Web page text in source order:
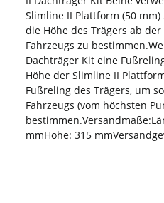
Slimline II Plattform (50
die Höhe des Trägers ab
Fahrzeugs zu
Dachträger Kit eine
Höhe der Slimline II
Fußreling des Trägers, um
Fahrzeugs (vom höchsten
mmHöhe: 315